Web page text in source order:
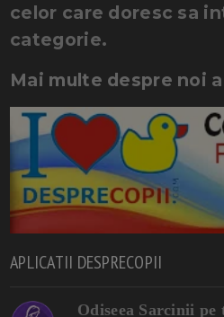
celor care doresc sa
categorie.
Mai multe despre noi
APLICATII DESPRECOPII
Odiseea Sarcinii pe